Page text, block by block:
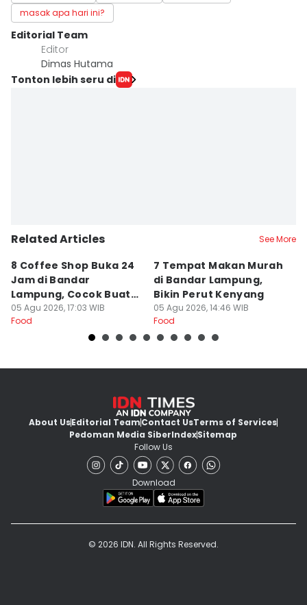
masak apa hari ini?
Editorial Team
Editor
Dimas Hutama
Tonton lebih seru di
Related Articles See More
8 Coffee Shop Buka 24
Jam di Bandar
Lampung, Cocok Buat
Begadang
05 Agu 2026, 17:03 WIB
Food
7 Tempat Makan Murah
di Bandar Lampung,
Bikin Perut Kenyang
05 Agu 2026, 14:46 WIB
Food
About UsEditorial TeamContact UsTerms of Services
Pedoman Media SiberIndexSitemap
Follow Us
Download
© 2026 IDN. All Rights Reserved.